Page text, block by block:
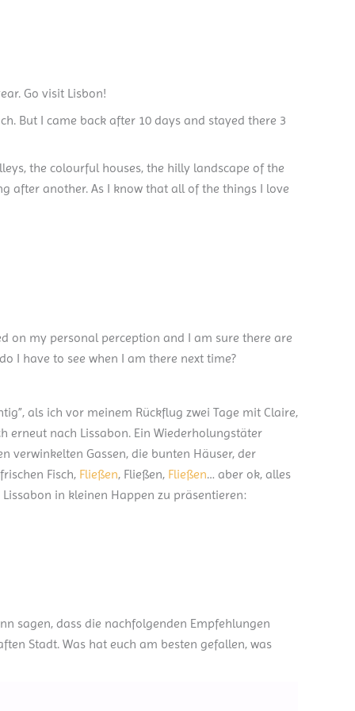
Go visit Lisbon!
But I came back after 10 days and stayed there 3
the colourful houses, the hilly landscape of the
after another. As I know that all of the things I love
on my personal perception and I am sure there are
I have to see when I am there next time?
als ich vor meinem Rückflug zwei Tage mit Claire,
erneut nach Lissabon. Ein Wiederholungstäter
verwinkelten Gassen, die bunten Häuser, der
Fisch, Fließen, Fließen, Fließen… aber ok, alles
in kleinen Happen zu präsentieren:
sagen, dass die nachfolgenden Empfehlungen
Stadt. Was hat euch am besten gefallen, was